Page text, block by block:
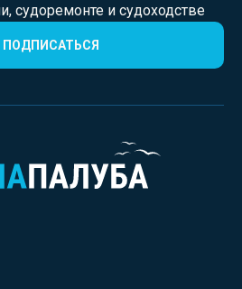
судоремонте и судоходстве
ПОДПИСАТЬСЯ